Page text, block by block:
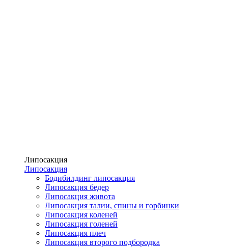
Липосакция
Липосакция
Бодибилдинг липосакция
Липосакция бедер
Липосакция живота
Липосакция талии, спины и горбинки
Липосакция коленей
Липосакция голеней
Липосакция плеч
Липосакция второго подбородка